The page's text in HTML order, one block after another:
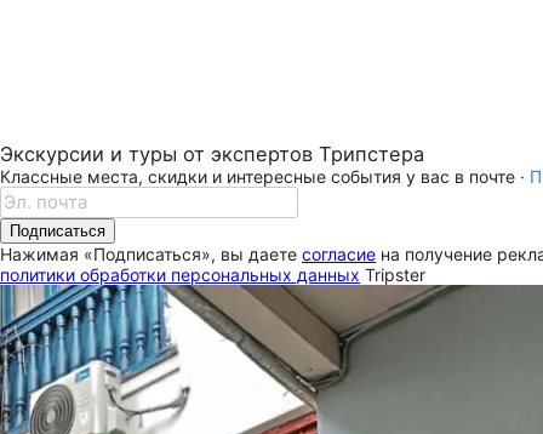
Экскурсии и туры от экспертов Трипстера
Классные места, скидки и интересные события у вас в почте ·
Подписаться
Нажимая «Подписаться», вы даете согласие на получение
политики обработки персональных данных Tripster